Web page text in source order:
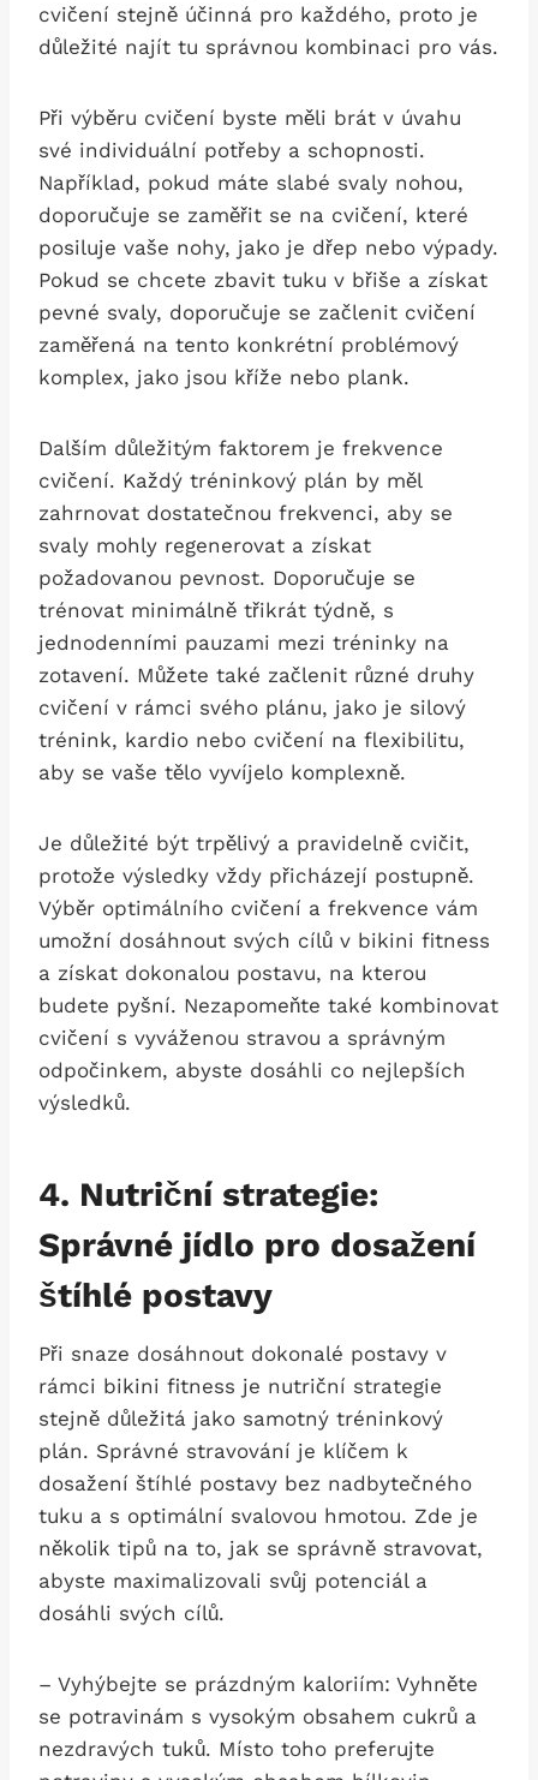
cvičení stejně účinná pro každého, proto ‍je
důležité najít tu správnou kombinaci pro vás.
Při výběru cvičení byste měli brát v úvahu
své individuální potřeby a schopnosti.
Například, pokud máte ⁤slabé‌ svaly nohou,
doporučuje se zaměřit se na cvičení, které
posiluje⁣ vaše nohy, jako je ⁤dřep nebo výpady.
Pokud se chcete zbavit tuku v břiše a získat
pevné svaly, doporučuje se začlenit cvičení
zaměřená na tento konkrétní ⁤problémový
komplex, jako​ jsou ‌kříže nebo plank.
Dalším důležitým faktorem je frekvence
cvičení.‍ Každý tréninkový ​plán​ by měl
zahrnovat dostatečnou frekvenci, aby se
svaly⁤ mohly regenerovat a získat
požadovanou pevnost.⁤ Doporučuje se
trénovat minimálně třikrát ⁣týdně, s
jednodenními ⁤pauzami mezi ⁢tréninky na
zotavení. Můžete také začlenit‌ různé druhy​
cvičení‌ v ⁤rámci svého plánu, jako je silový
trénink, kardio nebo cvičení na flexibilitu,
aby se vaše⁢ tělo vyvíjelo ‍komplexně.
Je důležité být ‍trpělivý a pravidelně cvičit,
protože výsledky vždy přicházejí postupně.
Výběr optimálního cvičení a frekvence vám
umožní dosáhnout svých cílů ‌v‍ bikini fitness
a získat dokonalou postavu, na kterou
budete pyšní. ⁣Nezapomeňte ​také kombinovat⁢
cvičení s vyváženou stravou a správným
odpočinkem,⁤ abyste ⁤dosáhli co nejlepších
výsledků.
4.⁢ Nutriční strategie:
Správné jídlo ‌pro ⁣dosažení
štíhlé postavy
Při snaze dosáhnout dokonalé postavy v
rámci bikini fitness je nutriční‍ strategie
stejně důležitá jako samotný tréninkový
plán. Správné stravování je klíčem k
dosažení štíhlé postavy bez nadbytečného
tuku a s ‌optimální svalovou⁣ hmotou. Zde je
několik tipů na to, jak se správně stravovat,
abyste ​maximalizovali svůj potenciál a
dosáhli svých cílů.
– Vyhýbejte se prázdným kaloriím: Vyhněte
se potravinám s vysokým obsahem cukrů a
nezdravých​ tuků. Místo toho preferujte